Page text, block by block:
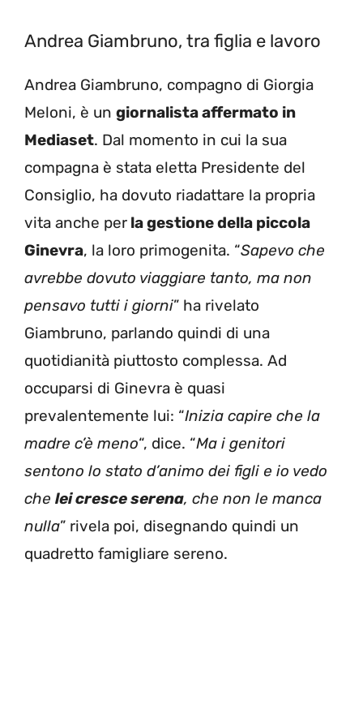
Andrea Giambruno, tra figlia e lavoro
Andrea Giambruno, compagno di Giorgia
Meloni, è un giornalista affermato in
Mediaset. Dal momento in cui la sua
compagna è stata eletta Presidente del
Consiglio, ha dovuto riadattare la propria
vita anche per la gestione della piccola
Ginevra, la loro primogenita. “Sapevo che
avrebbe dovuto viaggiare tanto, ma non
pensavo tutti i giorni” ha rivelato
Giambruno, parlando quindi di una
quotidianità piuttosto complessa. Ad
occuparsi di Ginevra è quasi
prevalentemente lui: “Inizia capire che la
madre c’è meno“, dice. “Ma i genitori
sentono lo stato d’animo dei figli e io vedo
che lei cresce serena, che non le manca
nulla” rivela poi, disegnando quindi un
quadretto famigliare sereno.